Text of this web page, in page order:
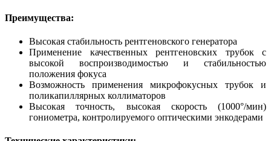
Преимущества:
Высокая стабильность рентгеновского генератора
Применение качественных рентгеновских трубок с
высокой воспроизводимостью и стабильностью
положения фокуса
Возможность применения микрофокусных трубок и
поликапиллярных коллиматоров
Высокая точность, высокая скорость (1000°/мин)
гониометра, контролируемого оптическими энкодерами